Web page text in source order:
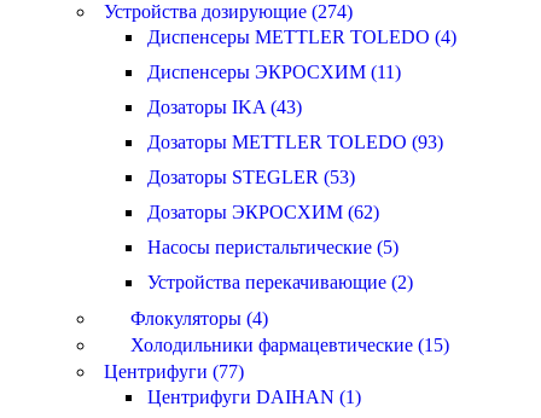
Устройства дозирующие (274)
Диспенсеры METTLER TOLEDO (4)
Диспенсеры ЭКРОСХИМ (11)
Дозаторы IKA (43)
Дозаторы METTLER TOLEDO (93)
Дозаторы STEGLER (53)
Дозаторы ЭКРОСХИМ (62)
Насосы перистальтические (5)
Устройства перекачивающие (2)
Флокуляторы (4)
Холодильники фармацевтические (15)
Центрифуги (77)
Центрифуги DAIHAN (1)